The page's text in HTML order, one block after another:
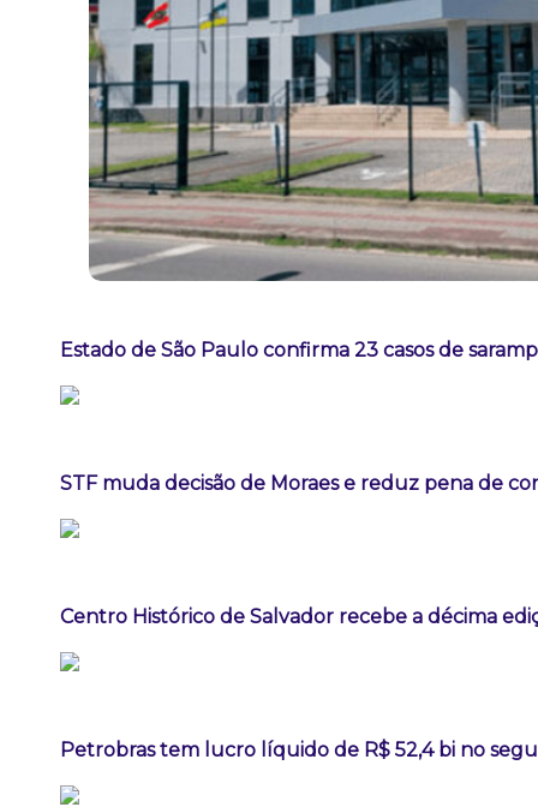
Estado de São Paulo confirma 23 casos de
STF muda decisão de Moraes e reduz pena de
Centro Histórico de Salvador recebe a décima
Petrobras tem lucro líquido de R$ 52,4 bi no